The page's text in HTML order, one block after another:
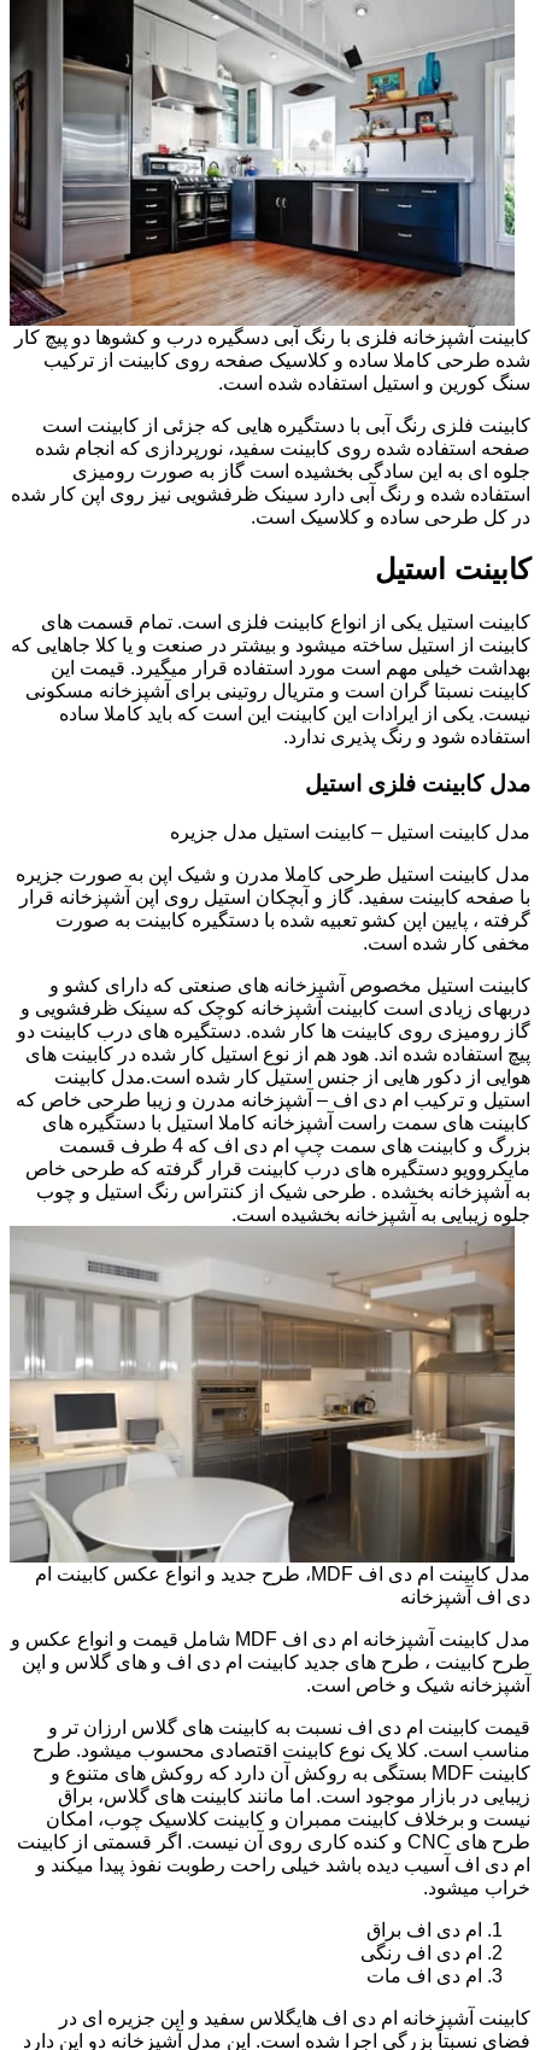
کابینت آشپزخانه فلزی با رنگ آبی دسگیره درب و کشوها دو پیچ کار
شده طرحی کاملا ساده و کلاسیک صفحه روی کابینت از ترکیب
سنگ کورین و استیل استفاده شده است.
کابینت فلزی رنگ آبی با دستگیره هایی که جزئی از کابینت است
صفحه استفاده شده روی کابینت سفید، نورپردازی که انجام شده
جلوه ای به این سادگی بخشیده است گاز به صورت رومیزی
استفاده شده و رنگ آبی دارد سینک ظرفشویی نیز روی اپن کار شده
در کل طرحی ساده و کلاسیک است.
کابینت استیل
کابینت استیل یکی از انواع کابینت فلزی است. تمام قسمت های
کابینت از استیل ساخته میشود و بیشتر در صنعت و یا کلا جاهایی که
بهداشت خیلی مهم است مورد استفاده قرار میگیرد. قیمت این
کابینت نسبتا گران است و متریال روتینی برای آشپزخانه مسکونی
نیست. یکی از ایرادات این کابینت این است که باید کاملا ساده
استفاده شود و رنگ پذیری ندارد.
مدل کابینت فلزی استیل
مدل کابینت استیل – کابینت استیل مدل جزیره
مدل کابینت استیل طرحی کاملا مدرن و شیک اپن به صورت جزیره
با صفحه کابینت سفید. گاز و آبچکان استیل روی اپن آشپزخانه قرار
گرفته ، پایین اپن کشو تعبیه شده با دستگیره کابینت به صورت
مخفی کار شده است.
کابینت استیل مخصوص آشپزخانه های صنعتی که دارای کشو و
دربهای زیادی است کابینت آشپزخانه کوچک که سینک ظرفشویی و
گاز رومیزی روی کابینت ها کار شده. دستگیره های درب کابینت دو
پیچ استفاده شده اند. هود هم از نوع استیل کار شده در کابینت های
هوایی از دکور هایی از جنس استیل کار شده است.مدل کابینت
استیل و ترکیب ام دی اف – آشپزخانه مدرن و زیبا طرحی خاص که
کابینت های سمت راست آشپزخانه کاملا استیل با دستگیره های
بزرگ و کابینت های سمت چپ ام دی اف که 4 طرف قسمت
مایکروویو دستگیره های درب کابینت قرار گرفته که طرحی خاص
به آشپزخانه بخشده . طرحی شیک از کنتراس رنگ استیل و چوب
جلوه زیبایی به آشپزخانه بخشیده است.
مدل کابینت ام دی اف MDF، طرح جدید و انواع عکس کابینت ام
دی اف آشپزخانه
مدل کابینت آشپزخانه ام دی اف MDF شامل قیمت و انواع عکس و
طرح کابینت ، طرح های جدید کابینت ام دی اف و های گلاس و اپن
آشپزخانه شیک و خاص است.
قیمت کابینت ام دی اف نسبت به کابینت های گلاس ارزان تر و
مناسب است. کلا یک نوع کابینت اقتصادی محسوب میشود. طرح
کابینت MDF بستگی به روکش آن دارد که روکش های متنوع و
زیبایی در بازار موجود است. اما مانند کابینت های گلاس، براق
نیست و برخلاف کابینت ممبران و کابینت کلاسیک چوب، امکان
طرح های CNC و کنده کاری روی آن نیست. اگر قسمتی از کابینت
ام دی اف آسیب دیده باشد خیلی راحت رطوبت نفوذ پیدا میکند و
خراب میشود.
ام دی اف براق
ام دی اف رنگی
ام دی اف مات
کابینت آشپزخانه ام دی اف هایگلاس سفید و اپن جزیره ای در
فضای نسبتاً بزرگی اجرا شده است. این مدل آشپزخانه دو اپن دارد